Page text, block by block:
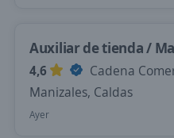
Auxiliar de tienda /
4,6
Cadena
Manizales, Caldas
Ayer